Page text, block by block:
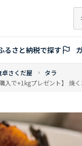
るさと納税で探す
卓さくだ屋
タラ
入で+1kgプレゼント】 焼